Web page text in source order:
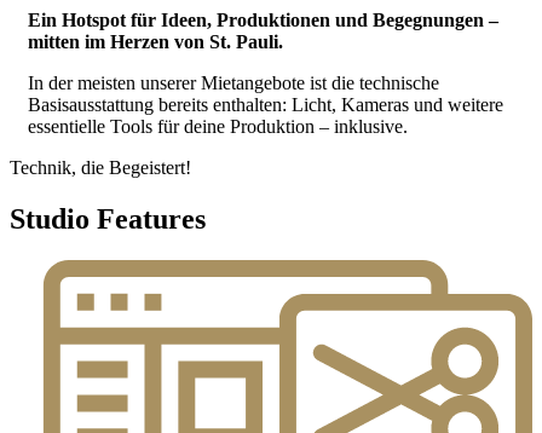
Ein Hotspot für Ideen, Produktionen und Begegnungen –
mitten im Herzen von St. Pauli.
In der meisten unserer Mietangebote ist die technische
Basisausstattung bereits enthalten: Licht, Kameras und weitere
essentielle Tools für deine Produktion – inklusive.
Technik, die Begeistert!
Studio Features